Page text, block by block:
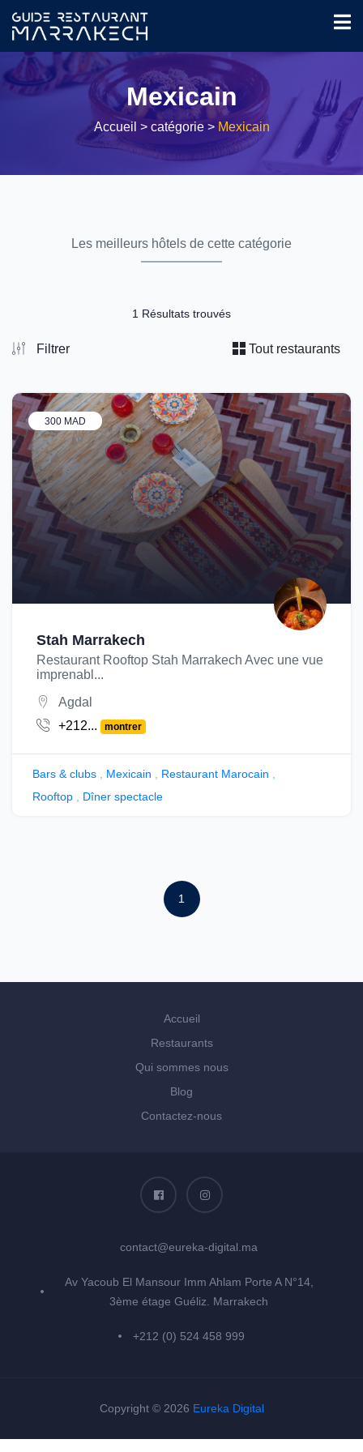
Mexicain
Accueil > catégorie > Mexicain
Les meilleurs hôtels de cette catégorie
1 Résultats trouvés
Filtrer Tout restaurants
300 MAD
Stah Marrakech
Restaurant Rooftop Stah Marrakech Avec une vue
imprenabl...
Agdal
+212...
montrer
Bars & clubs Mexicain Restaurant Marocain
Rooftop
Dîner spectacle
1
Accueil
Restaurants
Qui sommes nous
Blog
Contactez-nous
contact@eureka-digital.ma
Av Yacoub El Mansour Imm Ahlam Porte A N°14,
3ème étage Guéliz. Marrakech
+212 (0) 524 458 999
Copyright © 2026 Eureka Digital